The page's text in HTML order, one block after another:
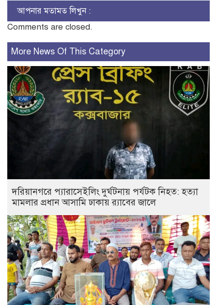
আপনার মতামত লিখুন :
Comments are closed.
More News Of This Category
দরিয়ানগরে প্যারাসেইলিং দুর্ঘটনায় পর্যটক নিহত: হত্যা
মামলার প্রধান আসামি ঢাকায় র‌্যাবের জালে